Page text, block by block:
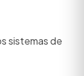
sistemas de